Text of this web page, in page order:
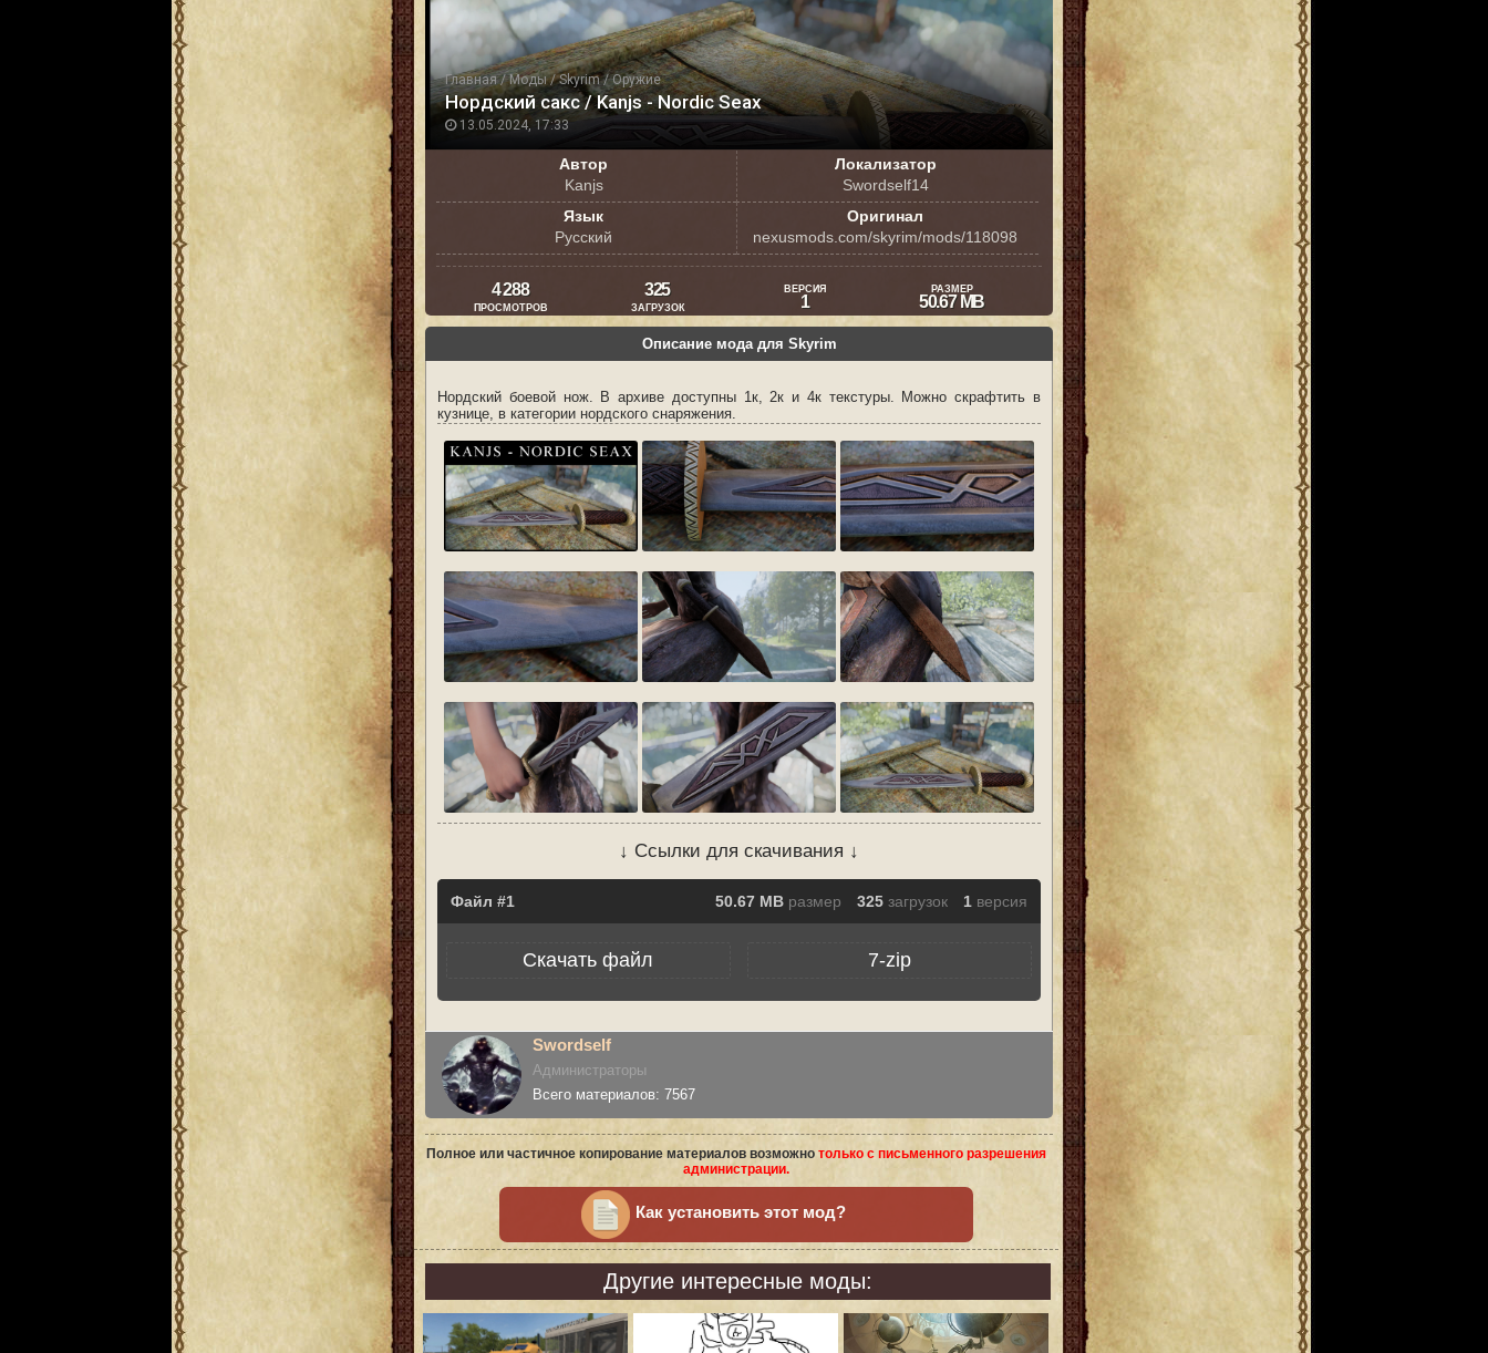
Главная/Моды/Skyrim/Оружие
13.05.2024, 17:33
Нордский сакс / Kanjs - Nordic Seax
Автор
Kanjs
Локализатор
Swordself14
Язык
Русский
Оригинал
nexusmods.com/skyrim/mods/118098
4 288
ПРОСМОТРОВ
325
ЗАГРУЗОК
ВЕРСИЯ
1
РАЗМЕР
50.67 MB
Описание мода для Skyrim
Нордский боевой нож. В архиве доступны 1к, 2к и 4к текстуры. Можно скрафтить в
кузнице, в категории нордского снаряжения.
↓ Ссылки для скачивания ↓
Файл 50.67 MB размер 325 загрузок 1 версия
Скачать файл 7-zip
Swordself
Администраторы
Всего материалов: 7567
Полное или частичное копирование материалов возможно только с письменного разрешения
администрации.
Как установить этот мод?
Другие интересные моды: